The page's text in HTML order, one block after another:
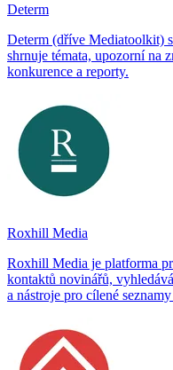
Determ
Determ (dříve Mediatoolkit)
shrnuje témata, upozorní na
konkurence a reporty.
Roxhill Media
Roxhill Media je platforma
kontaktů novinářů,
a nástroje pro cílené